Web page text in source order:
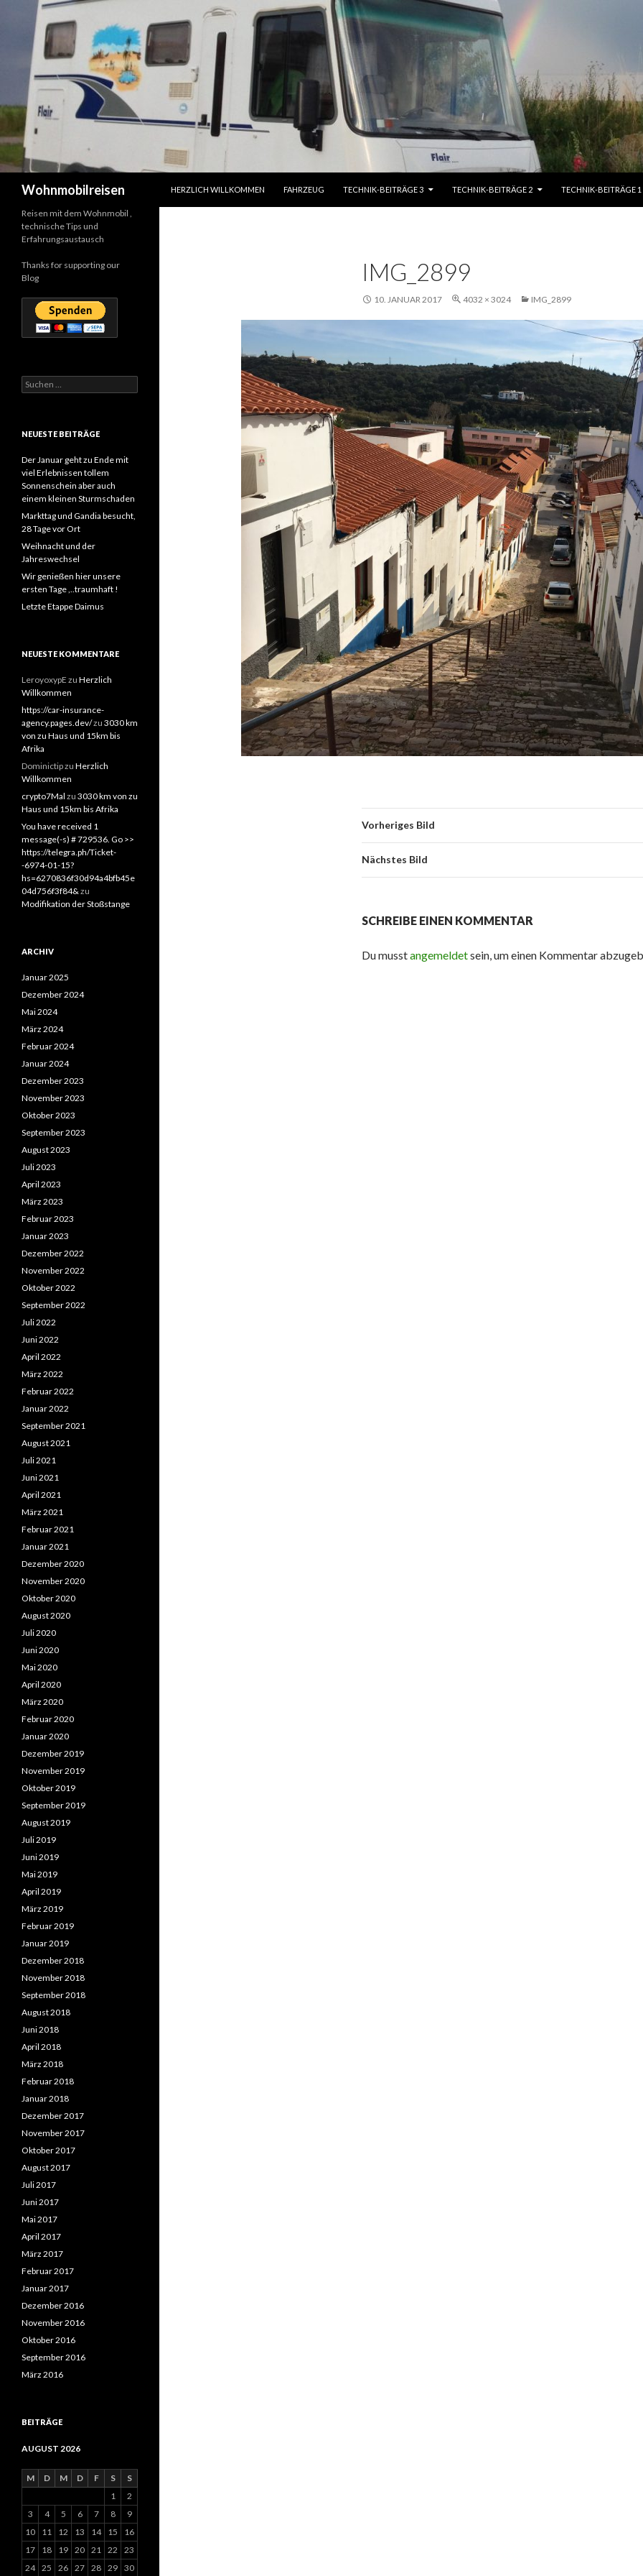
Wohnmobilreisen
HERZLICH WILLKOMMEN
FAHRZEUG TECHNIK-BEITRÄGE 3 TECHNIK-BEITRÄGE 2 TECHNIK-BEITRÄGE 1
IMG_2899
10. JANUAR 2017 4032 × 3024 IMG_2899
Vorheriges Bild
Nächstes Bild
SCHREIBE EINEN KOMMENTAR
Du musstangemeldetsein, um einen Kommentar
Reisen mit dem Wohnmobil ,
technische Tips und
Erfahrungsaustausch
Thanks for supporting our
Blog
Suchen
nach:
NEUESTE BEITRÄGE
Der Januar geht zu Ende mit
viel Erlebnissen tollem
Sonnenschein aber auch
einem kleinen Sturmschaden
Markttag und Gandia besucht,
28 Tage vor Ort
Weihnacht und der
Jahreswechsel
Wir genießen hier unsere
ersten Tage ,..traumhaft !
Letzte Etappe Daimus
NEUESTE KOMMENTARE
LeroyoxypE zu Herzlich
Willkommen
https://car-insurance-
agency.pages.dev/zu 3030 km
von zu Haus und 15km bis
Afrika
Dominictipzu Herzlich
Willkommen
crypto7Mal zu 3030 km von zu
Haus und 15km bis Afrika
You have received 1
message(-s) # 729536. Go >>
https://telegra.ph/Ticket-
-6974-01-15?
hs=6270836f30d94a4bfb45e
04d756f3f84&zu
Modifikation der Stoßstange
ARCHIV
Januar 2025
Dezember 2024
Mai 2024
März 2024
Februar 2024
Januar 2024
Dezember 2023
November 2023
Oktober 2023
September 2023
August 2023
Juli 2023
April 2023
März 2023
Februar 2023
Januar 2023
Dezember 2022
November 2022
Oktober 2022
September 2022
Juli 2022
Juni 2022
April 2022
März 2022
Februar 2022
Januar 2022
September 2021
August 2021
Juli 2021
Juni 2021
April 2021
März 2021
Februar 2021
Januar 2021
Dezember 2020
November 2020
Oktober 2020
August 2020
Juli 2020
Juni 2020
Mai 2020
April 2020
März 2020
Februar 2020
Januar 2020
Dezember 2019
November 2019
Oktober 2019
September 2019
August 2019
Juli 2019
Juni 2019
Mai 2019
April 2019
März 2019
Februar 2019
Januar 2019
Dezember 2018
November 2018
September 2018
August 2018
Juni 2018
April 2018
März 2018
Februar 2018
Januar 2018
Dezember 2017
November 2017
Oktober 2017
August 2017
Juli 2017
Juni 2017
Mai 2017
April 2017
März 2017
Februar 2017
Januar 2017
Dezember 2016
November 2016
Oktober 2016
September 2016
März 2016
BEITRÄGE
AUGUST 2026
M D M D F S
S
1
2
3
4 5 6 7 8
9
10
11 12 13 14 15
16
17
18 19 20 21 22
23
24 25 26 27 28 29 30